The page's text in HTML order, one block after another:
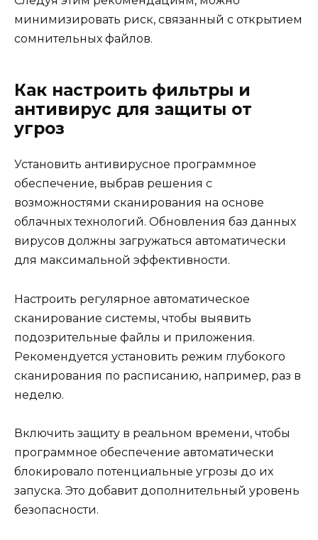
минимизировать риск, связанный с открытием
сомнительных файлов.
Как настроить фильтры и
антивирус для защиты от
угроз
Установить антивирусное программное
обеспечение, выбрав решения с
возможностями сканирования на основе
облачных технологий. Обновления баз данных
вирусов должны загружаться автоматически
для максимальной эффективности.
Настроить регулярное автоматическое
сканирование системы, чтобы выявить
подозрительные файлы и приложения.
Рекомендуется установить режим глубокого
сканирования по расписанию, например, раз в
неделю.
Включить защиту в реальном времени, чтобы
программное обеспечение автоматически
блокировало потенциальные угрозы до их
запуска. Это добавит дополнительный уровень
безопасности.